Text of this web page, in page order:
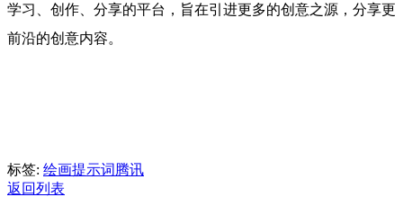
学习、创作、分享的平台，旨在引进更多的创意之源，分享更
前沿的创意内容。
标签: 绘画提示词腾讯
返回列表